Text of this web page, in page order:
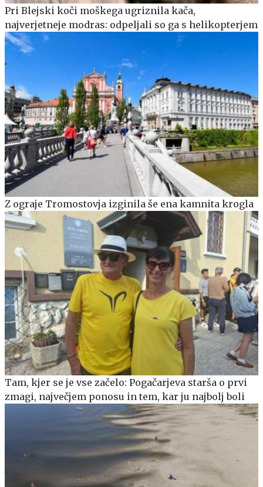
Pri Blejski koči moškega ugriznila kača,
najverjetneje modras: odpeljali so ga s helikopterjem
Z ograje Tromostovja izginila še ena kamnita krogla
Tam, kjer se je vse začelo: Pogačarjeva starša o prvi
zmagi, največjem ponosu in tem, kar ju najbolj boli